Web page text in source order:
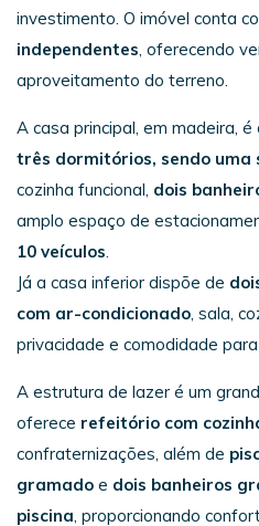
investimento. O imóvel conta
independentes, oferecendo
aproveitamento do terreno.
A casa principal, em madeira,
três dormitórios, sendo uma
cozinha funcional, dois
amplo espaço de
10 veículos.
Já a casa inferior dispõe de
com ar-condicionado, sala,
privacidade e comodidade
A estrutura de lazer é um
oferece refeitório com
confraternizações, além de
gramado e dois banheiros
piscina, proporcionando